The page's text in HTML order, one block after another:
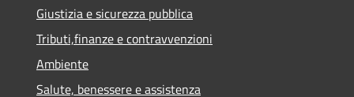
Giustizia e sicurezza pubblica
Tributi,finanze e contravvenzioni
Ambiente
Salute, benessere e assistenza